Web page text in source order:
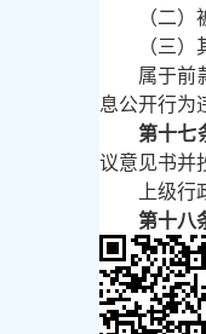
（二
（三
属于前
息公开行为
第十七
议意见书并
上级
第十八